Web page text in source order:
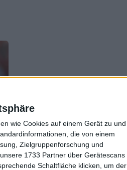
wie Cookies auf einem Gerät zu und
die von einem
Zielgruppenforschung und
1733 Partner über Gerätescans
Schaltfläche klicken, um der